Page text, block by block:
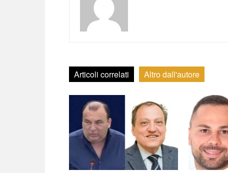
Articoli correlati Altro dall'autore